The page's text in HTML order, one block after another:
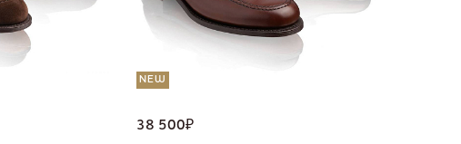
NEW
38 500₽